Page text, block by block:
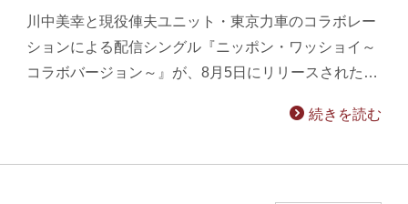
川中美幸と現役俥夫ユニット・東京力車のコラボレー
ションによる配信シングル『ニッポン・ワッショイ～
コラボバージョン～』が、8月5日にリリースされた…
続きを読む